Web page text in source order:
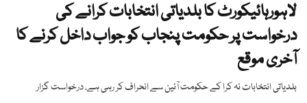
لاہورہائیكورٹ کا بلدیاتی انتخابات كرانے كی
درخواست پر حكومت پنجاب كو جواب داخل كرنے كا
آخری موقع
بلدیاتی انتخابات نہ كرا كے حكومت آئین سے انحراف كر رہی ہے، درخواست گزار